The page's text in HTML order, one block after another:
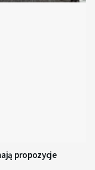
propozycje